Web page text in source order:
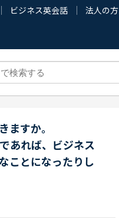
ビジネス英会話 法人の方
ますか。
あれば、ビジネス
ことになったりし